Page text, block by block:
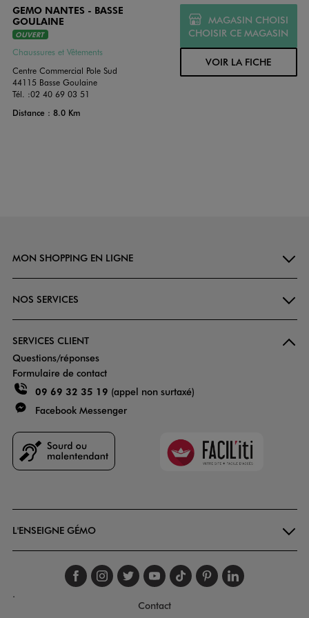
GEMO NANTES - BASSE
GOULAINE
OUVERT
Chaussures et Vêtements
Centre Commercial Pole Sud
44115 Basse Goulaine
Tél. :02 40 69 03 51
Distance : 8.0 Km
MAGASIN CHOISI
CHOISIR CE MAGASIN
VOIR LA FICHE
MON SHOPPING EN LIGNE
NOS SERVICES
SERVICES CLIENT
Questions/réponses
Formulaire de contact
09 69 32 35 19 (appel non surtaxé)
Facebook Messenger
Faciliti
L'ENSEIGNE GÉMO
Suivez-nous sur
Suivez-nous sur
Suivez-nous sur
Suivez-nous
Suivez-nous
Suivez-
.
Contact